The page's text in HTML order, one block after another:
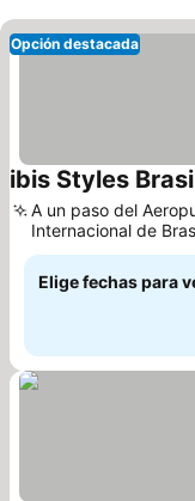
Opción destacada
ibis Styles
A un paso del
Internacional de
Elige fechas para